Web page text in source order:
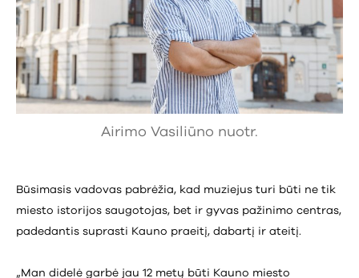
Airimo Vasiliūno nuotr.
Būsimasis vadovas pabrėžia, kad muziejus turi būti ne tik
miesto istorijos saugotojas, bet ir gyvas pažinimo centras,
padedantis suprasti Kauno praeitį, dabartį ir ateitį.
„Man didelė garbė jau 12 metų būti Kauno miesto